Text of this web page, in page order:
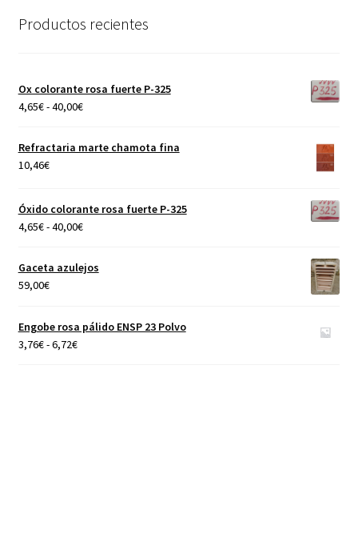
Productos recientes
Ox colorante rosa fuerte P-325
4,65€-40,00€Rango
precios:
40,00€
Refractaria marte chamota fina
10,46€
Óxido colorante rosa fuerte P-325
4,65€-40,00€Rango
precios:
desde
40,00€
Gaceta azulejos
59,00€
Engobe rosa pálido ENSP 23 Polvo
3,76€-6,72€Rango